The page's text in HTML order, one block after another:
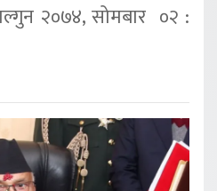
२०७४, सोमबार ०२ :